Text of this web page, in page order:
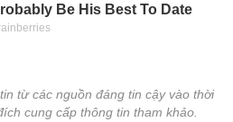
từ các nguồn đáng tin cậy vào thời
cung cấp thông tin tham khảo.